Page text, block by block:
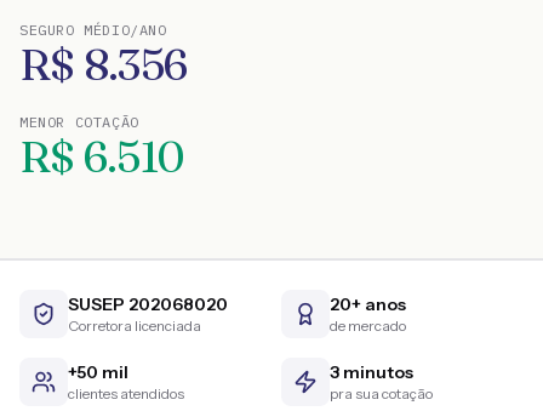
SEGURO MÉDIO/ANO
R$ 8.356
MENOR COTAÇÃO
R$ 6.510
SUSEP 202068020
Corretora licenciada
20+ anos
de mercado
+50 mil
clientes atendidos
3 minutos
pra sua cotação